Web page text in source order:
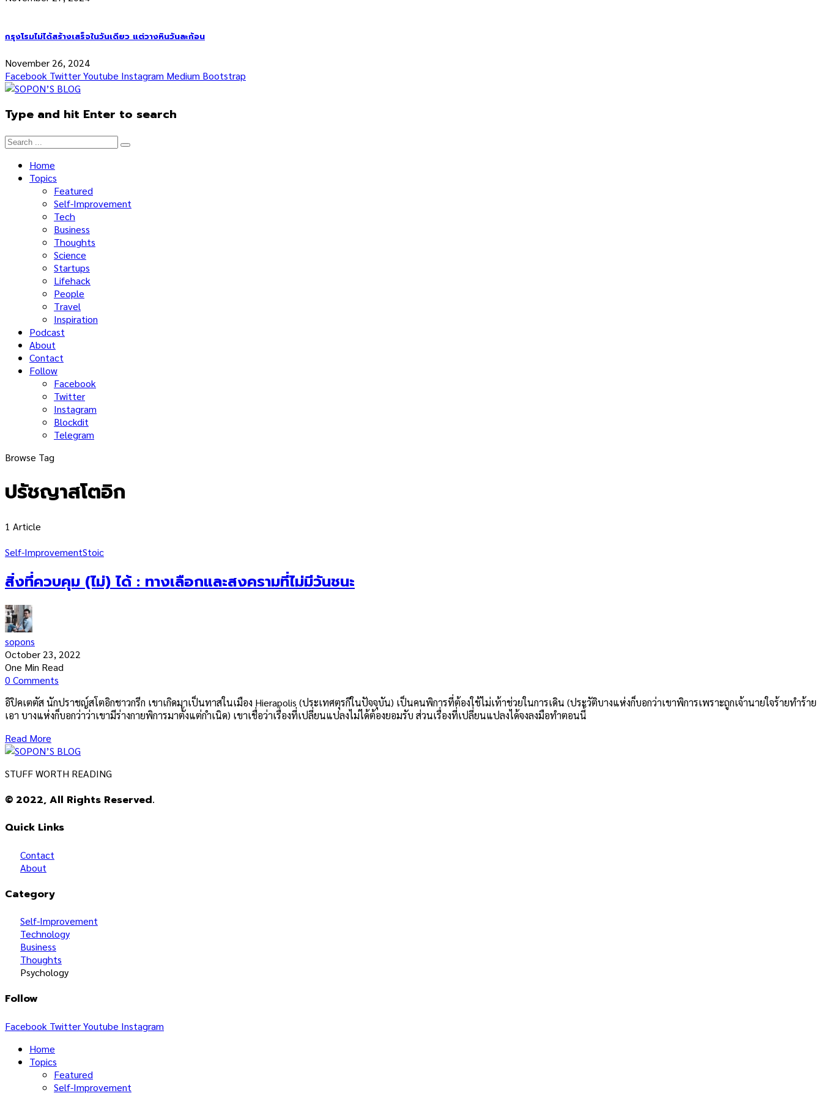
กรุงโรมไม่ได้สร้างเสร็จในวันเดียว แต่วางหินวันละก้อน
November 26, 2024
Facebook TwitterYoutube Instagram Medium Bootstrap
Type and hit Enter to search
Home
Topics
Featured
Self-Improvement
Tech
Business
Thoughts
Science
Startups
Lifehack
People
Travel
Inspiration
Podcast
About
Contact
Follow
Facebook
Twitter
Instagram
Blockdit
Telegram
Browse Tag
ปรัชญาสโตอิก
1 Article
Self-ImprovementStoic
สิ่งที่ควบคุม (ไม่) ได้ : ทางเลือกและสงครามที่ไม่มีวันชนะ
sopons
October 23, 2022
One Min Read
0 Comments
อิปิคเตตัส นักปราชญ์สโตอิกชาวกรีก เขาเกิดมาเป็นทาสในเมือง Hierapolis (ประเทศตุรกีในปัจจุบัน) เป็นคนพิการที่ต้องใช้ไม่เท้าช่วยในการเดิน (ประวัติบางแห่งก็บอกว่าเขาพิการเพราะถูกเจ้านายใจร้ายทำร้าย
เอา บางแห่งก็บอกว่าว่าเขามีร่างกายพิการมาตั้งแต่กำเนิด) เขาเชื่อว่าเรื่องที่เปลี่ยนแปลงไม่ได้ต้องยอมรับ ส่วนเรื่องที่เปลี่ยนแปลงได้จงลงมือทำตอนนี้
Read More
STUFF WORTH READING
© 2022, All Rights Reserved.
Quick Links
Contact
About
Category
Self-Improvement
Technology
Business
Thoughts
Psychology
Follow
Facebook TwitterYoutube Instagram
Home
Topics
Featured
Self-Improvement